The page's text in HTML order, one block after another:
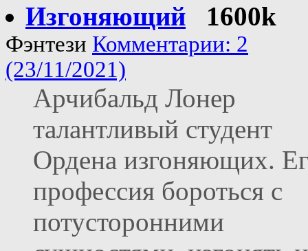
Изгоняющий
1600k
Фэнтези Комментарии: 2
(23/11/2021)
Арчибальд Лонер
талантливый студент
Ордена изгоняющих.
профессия бороться с
потусторонними